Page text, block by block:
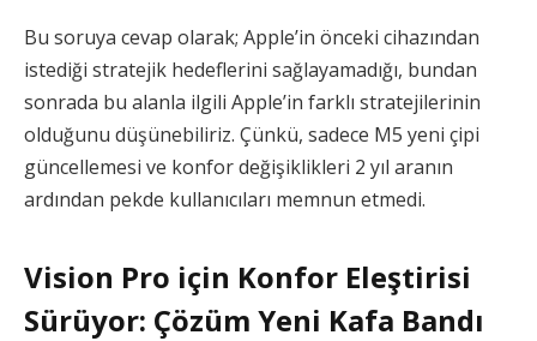
Bu soruya cevap olarak; Apple’in önceki cihazından
istediği stratejik hedeflerini sağlayamadığı, bundan
sonrada bu alanla ilgili Apple’in farklı stratejilerinin
olduğunu düşünebiliriz. Çünkü, sadece M5 yeni çipi
güncellemesi ve konfor değişiklikleri 2 yıl aranın
ardından pekde kullanıcıları memnun etmedi.
Vision Pro için Konfor Eleştirisi
Sürüyor: Çözüm Yeni Kafa Bandı